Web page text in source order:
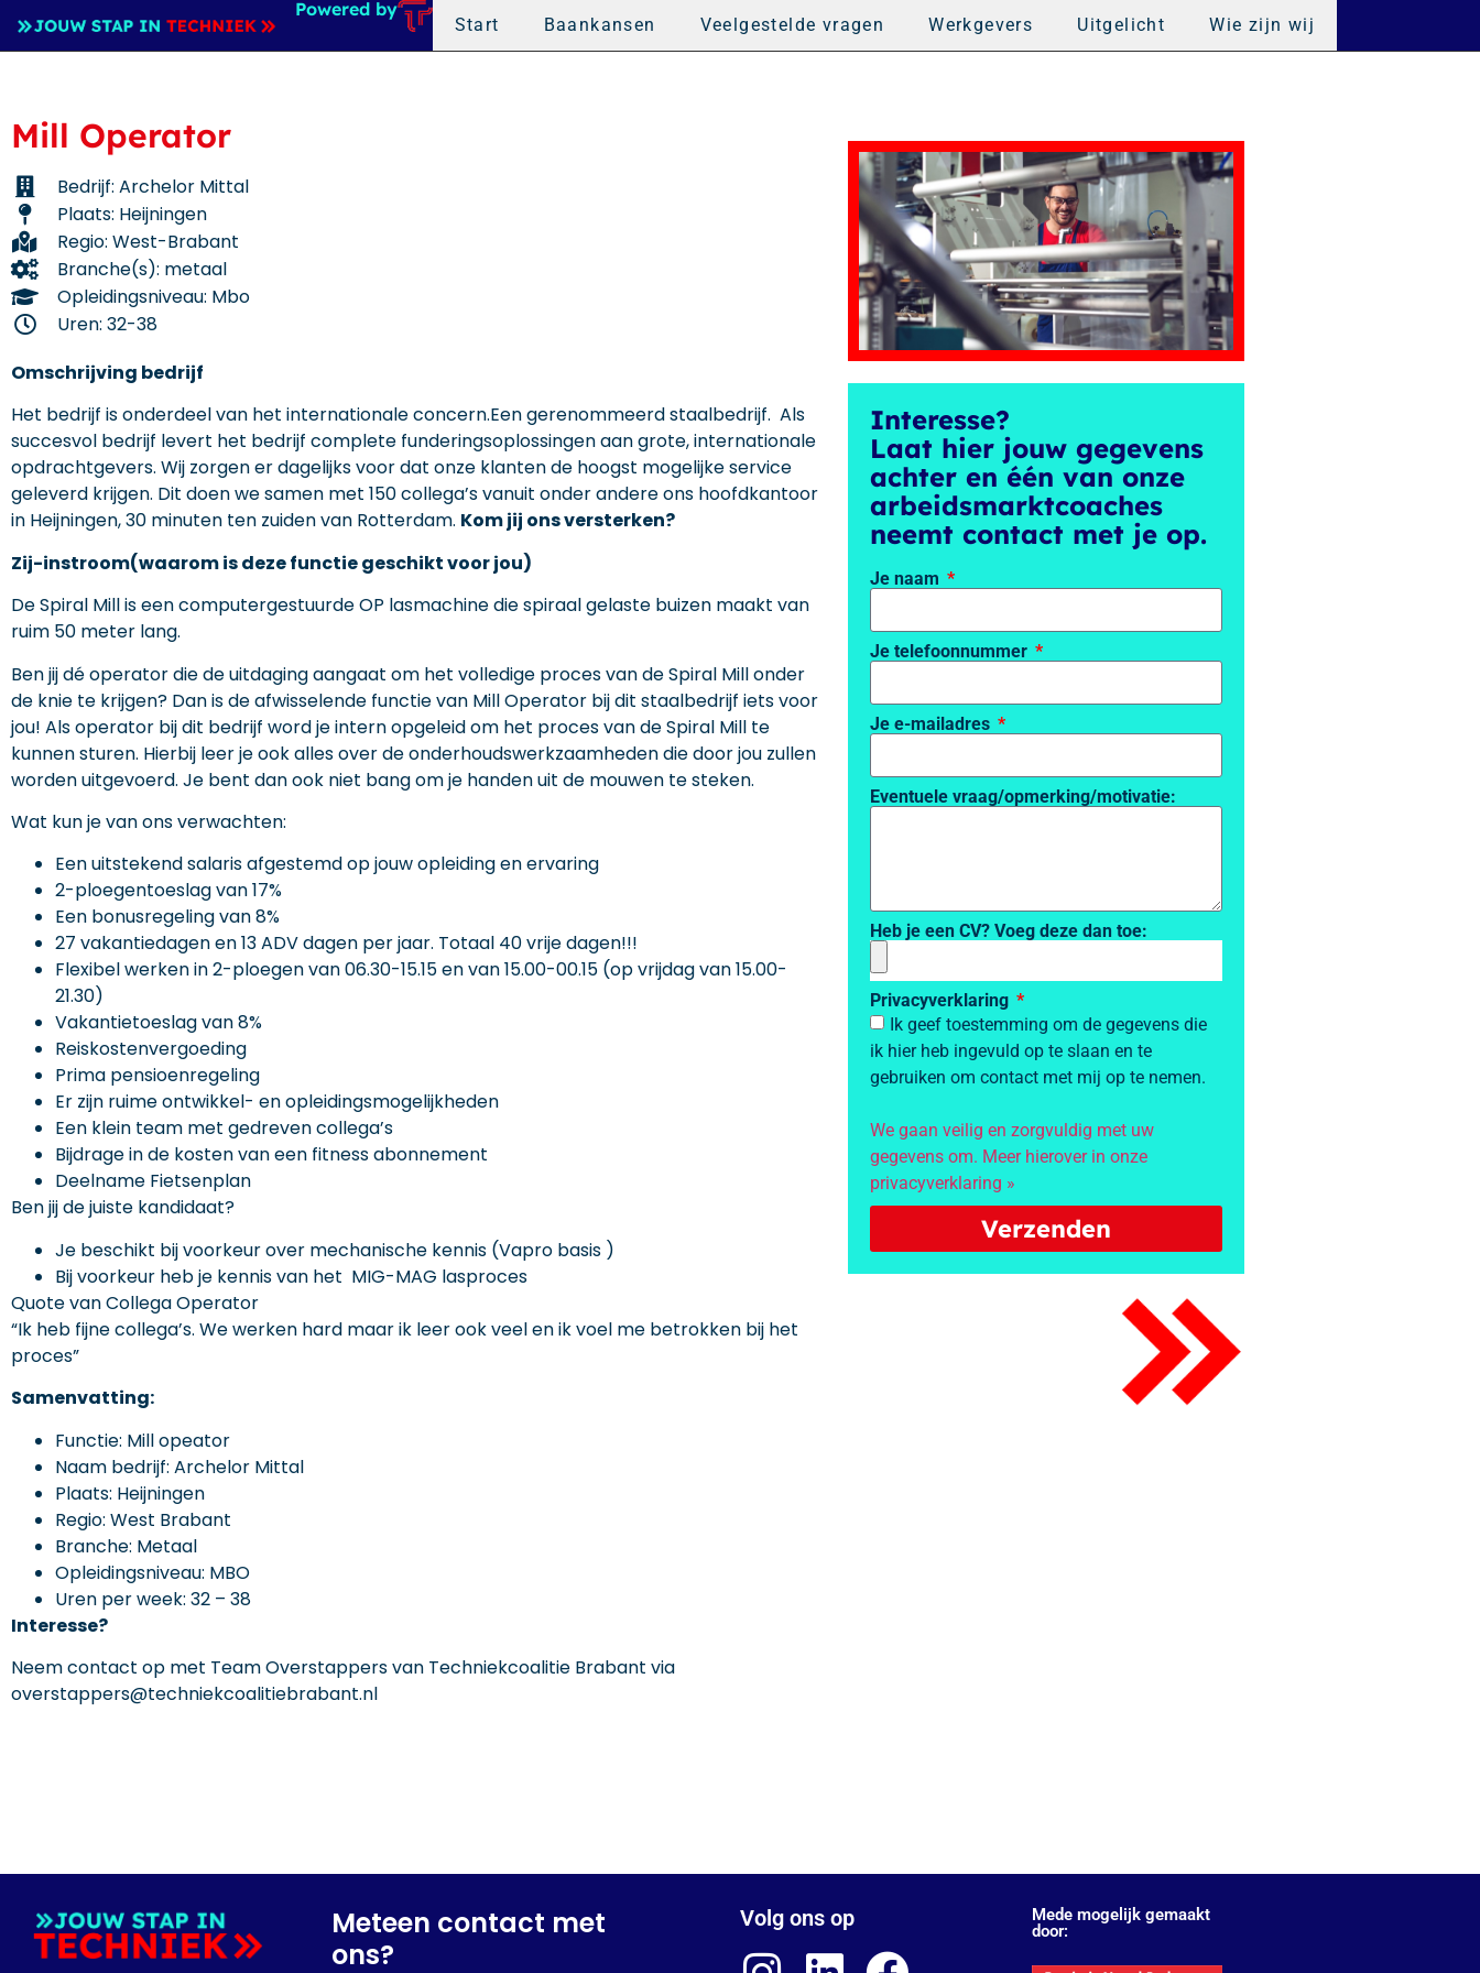
Powered by
Start Baankansen Veelgestelde vragen Werkgevers Uitgelicht Wie zijn wij
Mill Operator
Bedrijf: Archelor Mittal
Plaats: Heijningen
Regio: West-Brabant
Branche(s): metaal
Opleidingsniveau: Mbo
Uren: 32-38
Omschrijving bedrijf
Het bedrijf is onderdeel van het internationale concern.Een gerenommeerd staalbedrijf. Als
succesvol bedrijf levert het bedrijf complete funderingsoplossingen aan grote, internationale
opdrachtgevers. Wij zorgen er dagelijks voor dat onze klanten de hoogst mogelijke service
geleverd krijgen. Dit doen we samen met 150 collega’s vanuit onder andere ons hoofdkantoor
in Heijningen, 30 minuten ten zuiden van Rotterdam. Kom jij ons versterken?
Zij-instroom(waarom is deze functie geschikt voor jou)
De Spiral Mill is een computergestuurde OP lasmachine die spiraal gelaste buizen maakt van
ruim 50 meter lang.
Ben jij dé operator die de uitdaging aangaat om het volledige proces van de Spiral Mill onder
de knie te krijgen? Dan is de afwisselende functie van Mill Operator bij dit staalbedrijf iets voor
jou! Als operator bij dit bedrijf word je intern opgeleid om het proces van de Spiral Mill te
kunnen sturen. Hierbij leer je ook alles over de onderhoudswerkzaamheden die door jou zullen
worden uitgevoerd. Je bent dan ook niet bang om je handen uit de mouwen te steken.
Wat kun je van ons verwachten:
Een uitstekend salaris afgestemd op jouw opleiding en ervaring
2-ploegentoeslag van 17%
Een bonusregeling van 8%
27 vakantiedagen en 13 ADV dagen per jaar. Totaal 40 vrije dagen!!!
Flexibel werken in 2-ploegen van 06.30-15.15 en van 15.00-00.15 (op vrijdag van 15.00-
21.30)
Vakantietoeslag van 8%
Reiskostenvergoeding
Prima pensioenregeling
Er zijn ruime ontwikkel- en opleidingsmogelijkheden
Een klein team met gedreven collega’s
Bijdrage in de kosten van een fitness abonnement
Deelname Fietsenplan
Ben jij de juiste kandidaat?
Je beschikt bij voorkeur over mechanische kennis (Vapro basis )
Bij voorkeur heb je kennis van het MIG-MAG lasproces
Quote van Collega Operator
“Ik heb fijne collega’s. We werken hard maar ik leer ook veel en ik voel me betrokken bij het
proces”
Samenvatting:
Functie: Mill opeator
Naam bedrijf: Archelor Mittal
Plaats: Heijningen
Regio: West Brabant
Branche: Metaal
Opleidingsniveau: MBO
Uren per week: 32 – 38
Interesse?
Neem contact op met Team Overstappers van Techniekcoalitie Brabant via
overstappers@techniekcoalitiebrabant.nl
Interesse?
Laat hier jouw gegevens
achter en één van onze
arbeidsmarktcoaches
neemt contact met je op.
Je naam
Je telefoonnummer
Je e-mailadres
Eventuele vraag/opmerking/motivatie:
Heb je een CV? Voeg deze dan toe:
Privacyverklaring
Ik geef toestemming om de gegevens die
ik hier heb ingevuld op te slaan en te
gebruiken om contact met mij op te nemen.
We gaan veilig en zorgvuldig met uw
gegevens om. Meer hierover in onze
privacyverklaring »
Verzenden
Meteen contact met
ons?
Volg ons op
Mede mogelijk gemaakt
door: